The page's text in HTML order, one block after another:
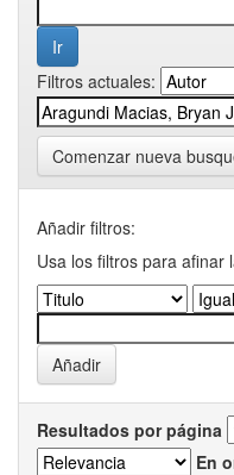
Filtros actuales:
Comenzar nueva
Añadir filtros:
Usa los filtros para afinar
Resultados por página
En